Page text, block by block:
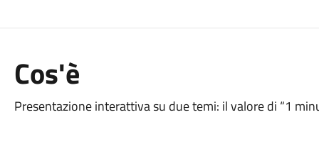
Cos'è
Presentazione interattiva su due temi: il valore di “1